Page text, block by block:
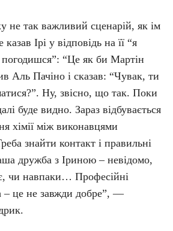
не так важливий сценарій, як ім
Ірі у відповідь на її “я
“Це як би Мартін
Аль Пачіно і сказав: “Чувак, ти
Ну, звісно, що так. Поки
буде видно. Зараз відбувається
хімії між виконавцями
знайти контакт і правильні
дружба з Іриною – невідомо,
чи навпаки… Професійні
– це не завжди добре”, —